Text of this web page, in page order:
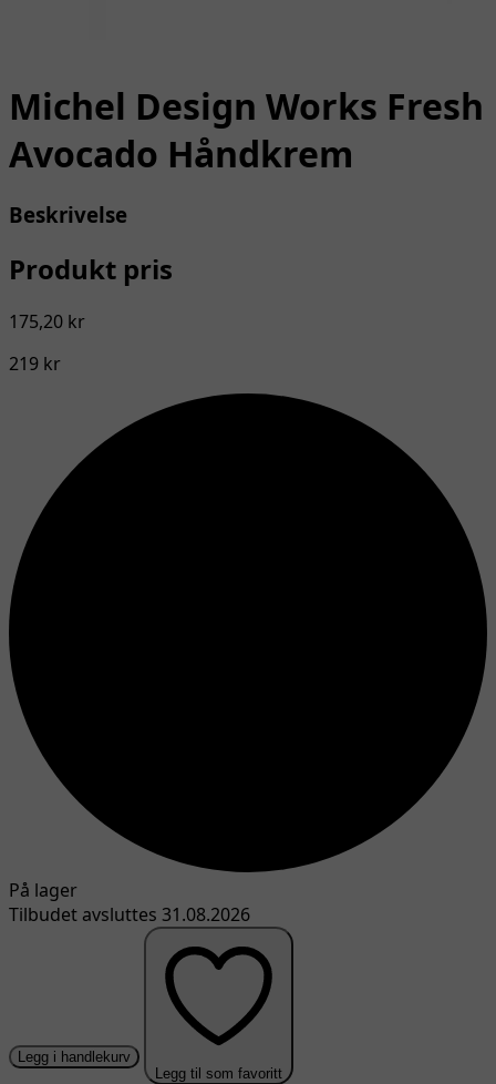
Michel Design Works Fresh
Avocado Håndkrem
Beskrivelse
Produkt pris
175,20 kr
219 kr
På lager
Tilbudet avsluttes 31.08.2026
Legg i handlekurv
Legg til som favoritt